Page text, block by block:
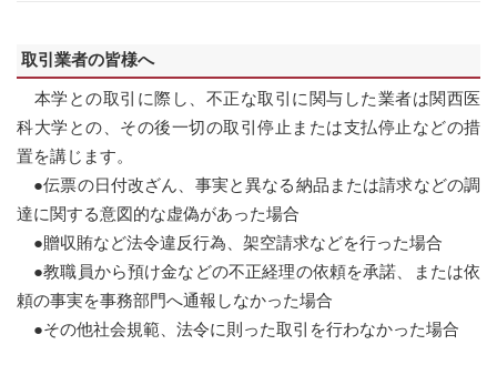
取引業者の皆様へ
本学との取引に際し、不正な取引に関与した業者は関西医
科大学との、その後一切の取引停止または支払停止などの措
置を講じます。
●伝票の日付改ざん、事実と異なる納品または請求などの調
達に関する意図的な虚偽があった場合
●贈収賄など法令違反行為、架空請求などを行った場合
●教職員から預け金などの不正経理の依頼を承諾、または依
頼の事実を事務部門へ通報しなかった場合
●その他社会規範、法令に則った取引を行わなかった場合